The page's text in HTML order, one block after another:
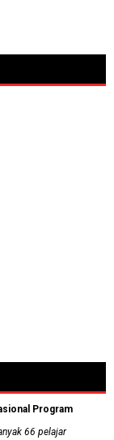
Program
66 pelajar